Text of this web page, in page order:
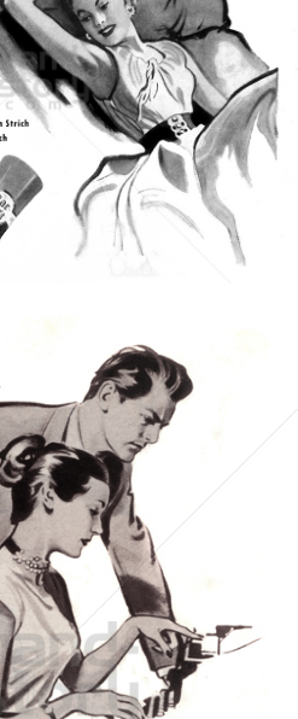
Eastern Europe GmbH 1953
Bild-ID: 1467